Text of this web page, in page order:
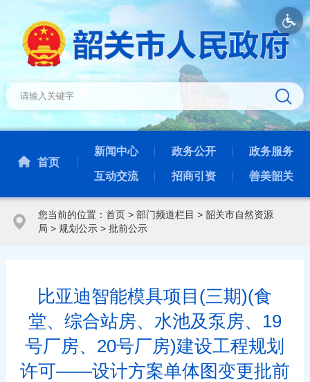
首页
新闻中心 政务公开 政务服务
互动交流 招商引资 善美韶关
您当前的位置： 首页> 部门频道栏目 > 韶关市自然资源
局 > 规划公示> 批前公示
比亚迪智能模具项目(三期)(食
堂、综合站房、水池及泵房、19
号厂房、20号厂房)建设工程规划
许可——设计方案单体图变更批前